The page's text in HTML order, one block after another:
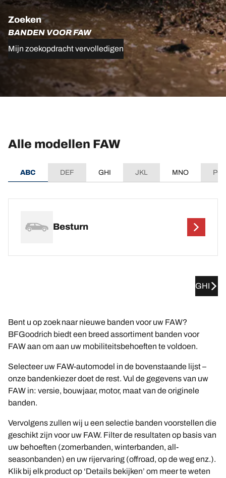
Zoeken
BANDEN VOOR FAW
Mijn zoekopdracht vervolledigen
Alle modellen FAW
ABC DEF GHI JKL MNO
Besturn
GHI
Bent u op zoek naar nieuwe banden voor uw FAW?
BFGoodrich biedt een breed assortiment banden voor
FAW aan om aan uw mobiliteitsbehoeften te voldoen.
Selecteer uw FAW-automodel in de bovenstaande lijst –
onze bandenkiezer doet de rest. Vul de gegevens van uw
FAW in: versie, bouwjaar, motor, maat van de originele
banden.
Vervolgens zullen wij u een selectie banden voorstellen die
geschikt zijn voor uw FAW. Filter de resultaten op basis van
uw behoeften (zomerbanden, winterbanden, all-
seasonbanden) en uw rijervaring (offroad, op de weg enz.).
Klik bij elk product op ‘Details bekijken’ om meer te weten